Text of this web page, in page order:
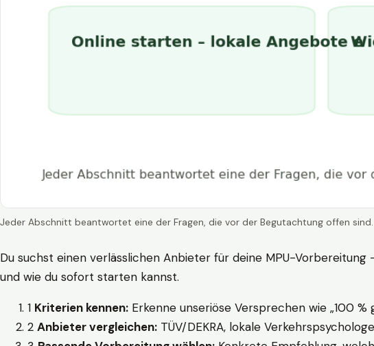
Jeder Abschnitt beantwortet eine der Fragen, die vor der Begutachtung offen sind.
Du suchst einen verlässlichen Anbieter für deine MPU-
und wie du sofort starten kannst.
1 Kriterien kennen: Erkenne unseriöse Versprechen wie „100
2 Anbieter vergleichen: TÜV/DEKRA, lokale